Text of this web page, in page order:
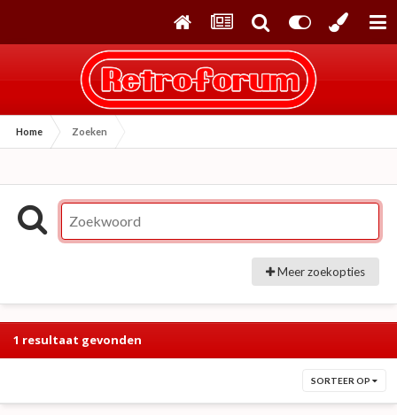
Home Zoeken
Meer zoekopties
1 resultaat gevonden
SORTEER OP